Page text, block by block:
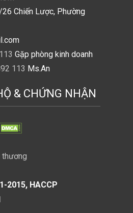
Chiến Lược, Phường
Gặp phòng kinh doanh
113 Ms.An
& CHỨNG NHẬN
2015, HACCP